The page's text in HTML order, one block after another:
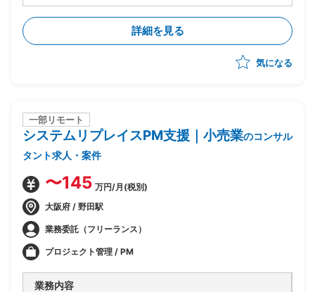
・ベンダー側コンサルタントとして提案・構想策定から
実行まで一気通貫でリード
・CSRD・ISSB・SSBJ等の開示・規制対応支援および
コンサルティング
・プロジェクト推進、スケジュール/WBS管理、課題管
詳細を見る
気になる
一部リモート
システムリプレイスPM支援｜小売業のコンサル
タント求人・案件
〜145 万円/月(税別)
大阪府 / 野田駅
業務委託（フリーランス）
プロジェクト管理 / PM
業務内容